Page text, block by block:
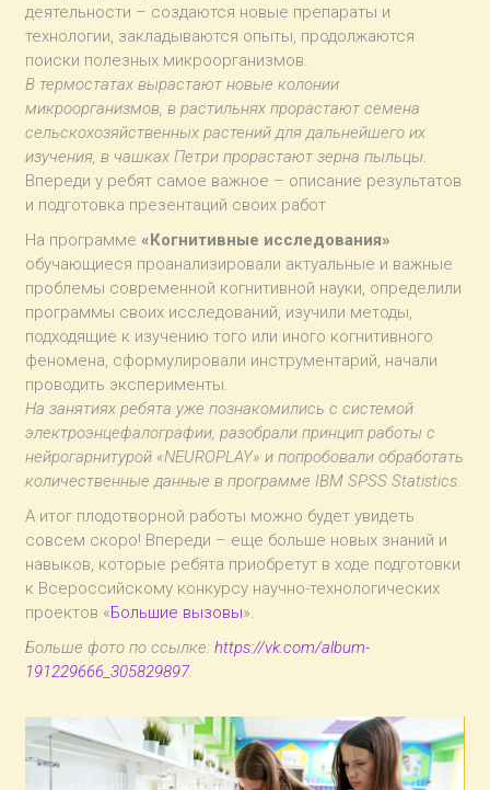
деятельности – создаются новые препараты и
технологии, закладываются опыты, продолжаются
поиски полезных микроорганизмов.
В термостатах вырастают новые колонии
микроорганизмов, в растильнях прорастают семена
сельскохозяйственных растений для дальнейшего их
изучения, в чашках Петри прорастают зерна пыльцы.
Впереди у ребят самое важное – описание результатов
и подготовка презентаций своих работ
На программе«Когнитивные исследования»
обучающиеся проанализировали актуальные и важные
проблемы современной когнитивной науки, определили
программы своих исследований, изучили методы,
подходящие к изучению того или иного когнитивного
феномена, сформулировали инструментарий, начали
проводить эксперименты.
На занятиях ребята уже познакомились с системой
электроэнцефалографии, разобрали принцип работы с
нейрогарнитурой «NEUROPLAY» и попробовали обработать
количественные данные в программе IBM SPSS Statistics.
А итог плодотворной работы можно будет увидеть
совсем скоро! Впереди – еще больше новых знаний и
навыков, которые ребята приобретут в ходе подготовки
к Всероссийскому конкурсу научно-технологических
проектов «Большие вызовы».
Больше фото по ссылке:https://vk.com/album-
191229666_305829897.